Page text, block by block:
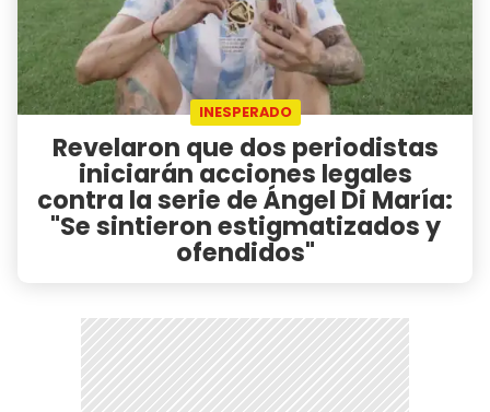
INESPERADO
Revelaron que dos periodistas
iniciarán acciones legales
contra la serie de Ángel Di María:
"Se sintieron estigmatizados y
ofendidos"